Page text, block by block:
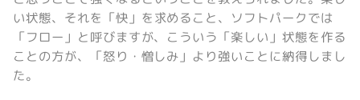
い状態、それを「快」を求めること、ソフトパークでは
「フロー」と呼びますが、こういう「楽しい」状態を作る
ことの方が、「怒り・憎しみ」より強いことに納得しまし
た。